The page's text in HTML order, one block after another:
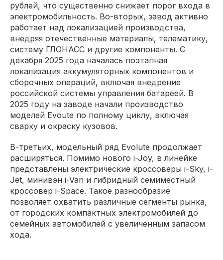
рублей, что существенно снижает порог входа в
электромобильность. Во-вторых, завод активно
работает над локализацией производства,
внедряя отечественные материалы, телематику,
систему ГЛОНАСС и другие компоненты. С
декабря 2025 года началась поэтапная
локализация аккумуляторных компонентов и
сборочных операций, включая внедрение
российской системы управления батареей. В
2025 году на заводе начали производство
моделей Evoute по полному циклу, включая
сварку и окраску кузовов.
В-третьих, модельный ряд Evolute продолжает
расширяться. Помимо нового i-Joy, в линейке
представлены электрические кроссоверы i-Sky, i-
Jet, минивэн i-Van и гибридный семиместный
кроссовер i-Space. Такое разнообразие
позволяет охватить различные сегменты рынка,
от городских компактных электромобилей до
семейных автомобилей с увеличенным запасом
хода.